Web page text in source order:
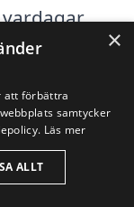
är det
från
du en
finns
som
×
att förbättra
samtycker
Läs mer
ALLT